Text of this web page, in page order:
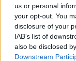
us or personal
your opt-out. You
disclosure of your
IAB’s list of
also be disclosed
Downstream
Αγίου
(δεν
εργαζόμενους)